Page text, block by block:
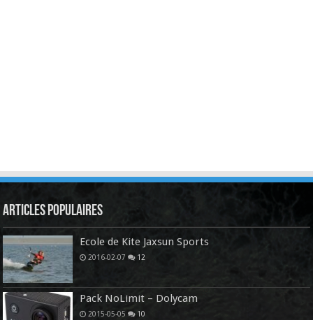
Articles Populaires
Ecole de Kite Jaxsun Sports
2016-02-07 12
Pack NoLimit – Dolycam
2015-05-05 10